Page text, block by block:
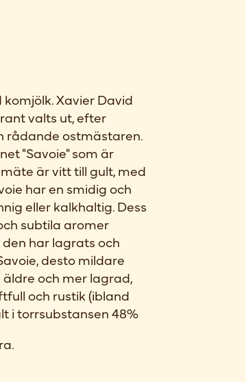
Xavier David
valts ut, efter
rådande ostmästaren.
"Savoie" som är
är vitt till gult, med
har en smidig och
eller kalkhaltig. Dess
subtila aromer
har lagrats och
desto mildare
och mer lagrad,
och rustik (ibland
i torrsubstansen 48%